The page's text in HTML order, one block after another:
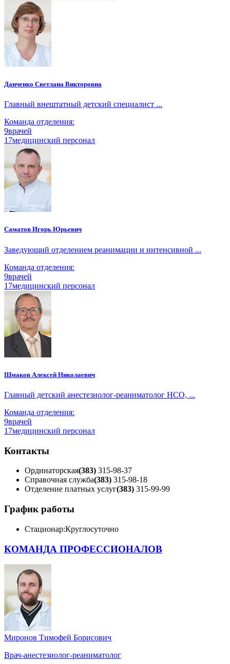
Данченко Светлана Викторовна
Главный внештатный детский специалист ...
Команда отделения:
9врачей
17медицинский персонал
Саматов Игорь Юрьевич
Заведующий отделением реанимации и интенсивной ...
Команда отделения:
9врачей
17медицинский персонал
Шмаков Алексей Николаевич
Главный детский анестезиолог-реаниматолог НСО, ...
Команда отделения:
9врачей
17медицинский персонал
Контакты
Ординаторская(383) 315-98-37
Справочная служба(383) 315-98-18
Отделение платных услуг(383) 315-99-99
График работы
Стационар:Круглосуточно
КОМАНДА ПРОФЕССИОНАЛОВ
Миронов Тимофей Борисович
Врач-анестезиолог-реаниматолог